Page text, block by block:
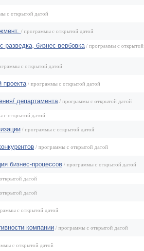
с открытой датой
/ программы с открытой датой
разведка, бизнес-вербовка / программы с открытой
с открытой датой
проекта / программы с открытой датой
департамента / программы с открытой датой
с открытой датой
/ программы с открытой датой
/ программы с открытой датой
бизнес-процессов / программы с открытой датой
датой
датой
с открытой датой
компании / программы с открытой датой
с открытой датой